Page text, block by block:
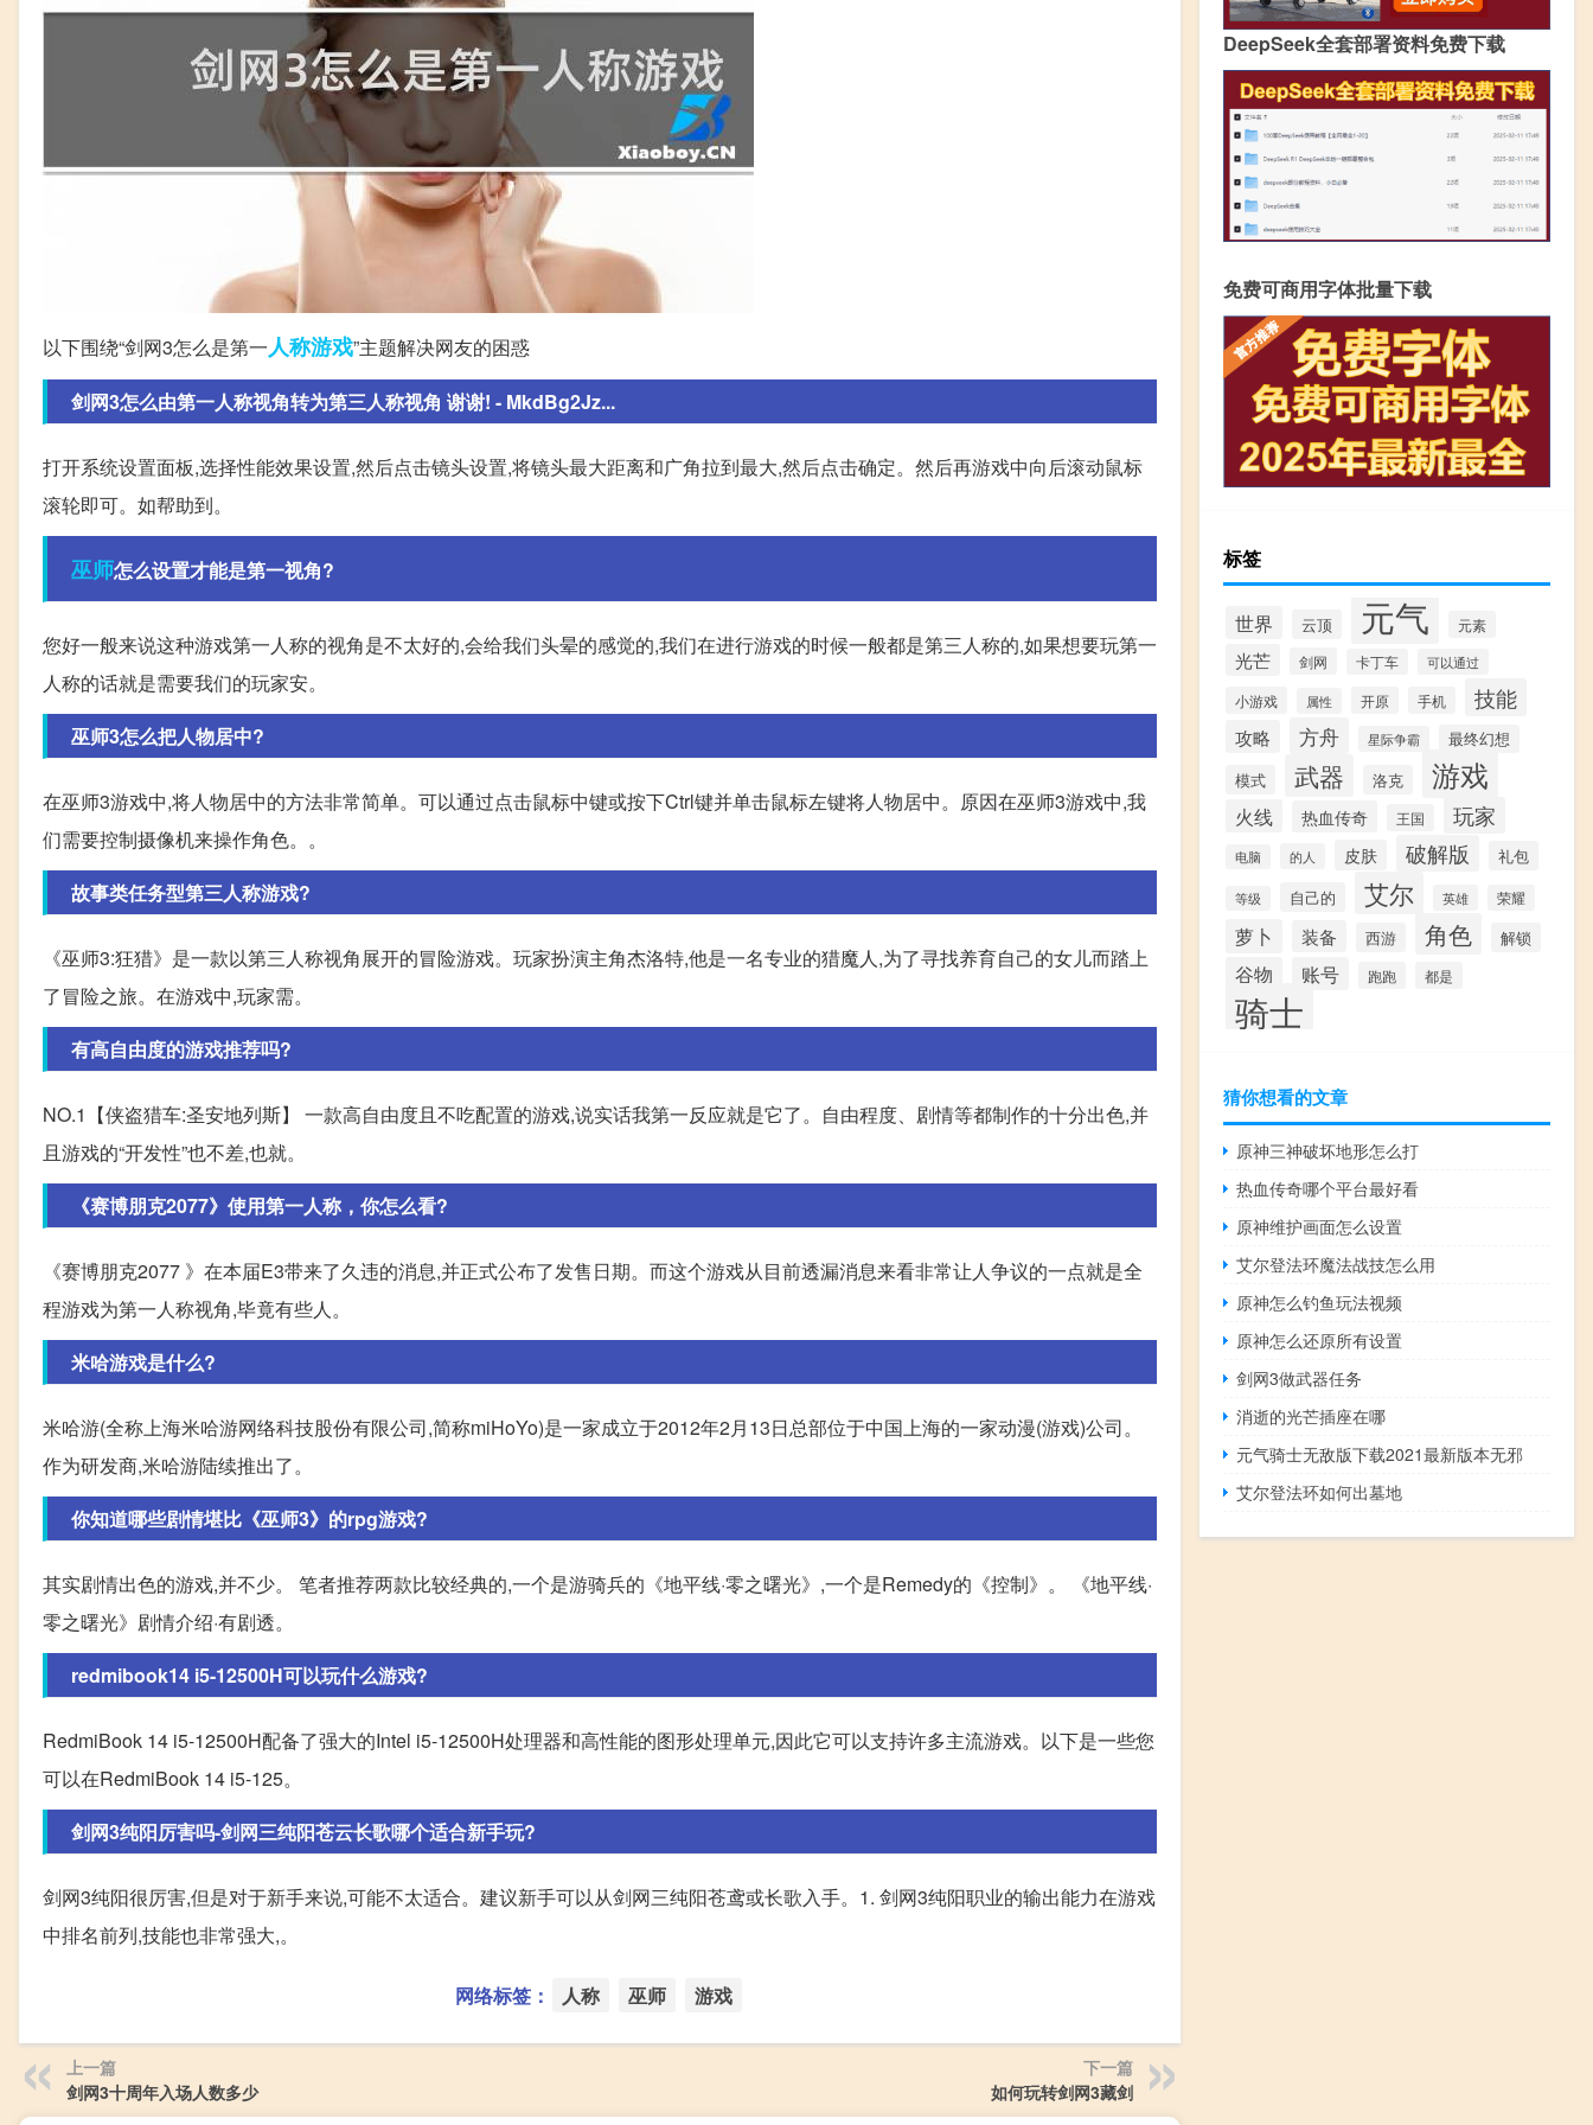
以下围绕“剑网3怎么是第一人称游戏”主题解决网友的困惑
剑网3怎么由第一人称视角转为第三人称视角 谢谢! - MkdBg2Jz...
打开系统设置面板,选择性能效果设置,然后点击镜头设置,将镜头最大距离和广角拉到最大,然后点击确定。然后再游戏中向后滚动鼠标
滚轮即可。如帮助到。
巫师怎么设置才能是第一视角?
您好一般来说这种游戏第一人称的视角是不太好的,会给我们头晕的感觉的,我们在进行游戏的时候一般都是第三人称的,如果想要玩第一
人称的话就是需要我们的玩家安。
巫师3怎么把人物居中?
在巫师3游戏中,将人物居中的方法非常简单。可以通过点击鼠标中键或按下Ctrl键并单击鼠标左键将人物居中。原因在巫师3游戏中,我
们需要控制摄像机来操作角色。。
故事类任务型第三人称游戏?
《巫师3:狂猎》是一款以第三人称视角展开的冒险游戏。玩家扮演主角杰洛特,他是一名专业的猎魔人,为了寻找养育自己的女儿而踏上
了冒险之旅。在游戏中,玩家需。
有高自由度的游戏推荐吗?
NO.1【侠盗猎车:圣安地列斯】 一款高自由度且不吃配置的游戏,说实话我第一反应就是它了。自由程度、剧情等都制作的十分出色,并
且游戏的“开发性”也不差,也就。
《赛博朋克2077》使用第一人称，你怎么看?
《赛博朋克2077 》在本届E3带来了久违的消息,并正式公布了发售日期。而这个游戏从目前透漏消息来看非常让人争议的一点就是全
程游戏为第一人称视角,毕竟有些人。
米哈游戏是什么?
米哈游(全称上海米哈游网络科技股份有限公司,简称miHoYo)是一家成立于2012年2月13日总部位于中国上海的一家动漫(游戏)公司。
作为研发商,米哈游陆续推出了。
你知道哪些剧情堪比《巫师3》的rpg游戏?
其实剧情出色的游戏,并不少。 笔者推荐两款比较经典的,一个是游骑兵的《地平线·零之曙光》,一个是Remedy的《控制》。 《地平线·
零之曙光》剧情介绍·有剧透。
redmibook14 i5-12500H可以玩什么游戏?
RedmiBook 14 i5-12500H配备了强大的Intel i5-12500H处理器和高性能的图形处理单元,因此它可以支持许多主流游戏。以下是一些您
可以在RedmiBook 14 i5-125。
剑网3纯阳厉害吗-剑网三纯阳苍云长歌哪个适合新手玩?
剑网3纯阳很厉害,但是对于新手来说,可能不太适合。建议新手可以从剑网三纯阳苍鸢或长歌入手。1. 剑网3纯阳职业的输出能力在游戏
中排名前列,技能也非常强大,。
网络标签： 人称 巫师 游戏
上一篇
剑网3十周年入场人数多少
下一篇
如何玩转剑网3藏剑
DeepSeek全套部署资料免费下载
免费可商用字体批量下载
标签
世界 云顶 元气 元素
光芒 剑网 卡丁车 可以通过
小游戏 属性 开原 手机 技能
攻略 方舟 星际争霸 最终幻想
模式 武器 洛克 游戏
火线 热血传奇 王国 玩家
电脑 的人 皮肤 破解版 礼包
等级 自己的 艾尔 英雄 荣耀
萝卜 装备 西游 角色 解锁
谷物 账号 跑跑 都是
骑士
猜你想看的文章
原神三神破坏地形怎么打
热血传奇哪个平台最好看
原神维护画面怎么设置
艾尔登法环魔法战技怎么用
原神怎么钓鱼玩法视频
原神怎么还原所有设置
剑网3做武器任务
消逝的光芒插座在哪
元气骑士无敌版下载2021最新版本无邪
艾尔登法环如何出墓地